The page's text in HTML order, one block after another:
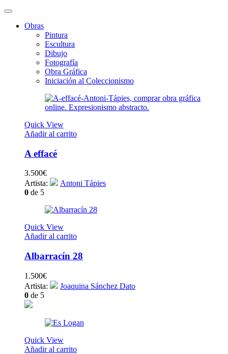
Obras
Pintura
Escultura
Dibujo
Fotografía
Obra Gráfica
Iniciación al Coleccionismo
Quick View
Añadir al carrito
A effacé
3.500€
Artista:
Antoni Tápies
0 de 5
Quick View
Añadir al carrito
Albarracín 28
1.500€
Artista:
Joaquina Sánchez Dato
0 de 5
Quick View
Añadir al carrito